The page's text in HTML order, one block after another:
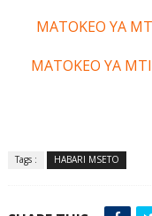
MATOKEO YA
MATOKEO YA
Tags : HABARI MSETO